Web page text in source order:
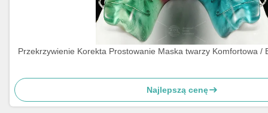
Przekrzywienie Korekta Prostowanie Maska twarzy Komfortowa /
Najlepszą cenę